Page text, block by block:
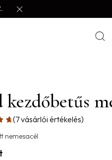
kezdőbetűs
(7vásárlói értékelés)
nemesacél